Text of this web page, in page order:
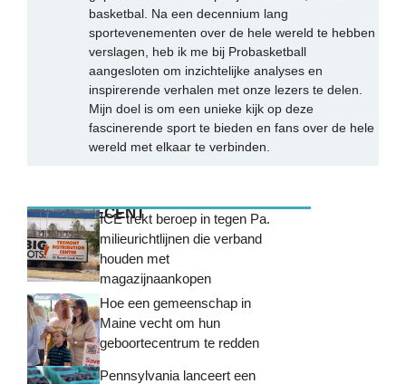
basketbal. Na een decennium lang
sportevenementen over de hele wereld te hebben
verslagen, heb ik me bij Probasketball
aangesloten om inzichtelijke analyses en
inspirerende verhalen met onze lezers te delen.
Mijn doel is om een unieke kijk op deze
fascinerende sport te bieden en fans over de hele
wereld met elkaar te verbinden.
MEEST RECENTICE trekt beroep in tegen Pa.
milieurichtlijnen die verband
houden met
magazijnaankopen
Hoe een gemeenschap in
Maine vecht om hun
geboortecentrum te redden
Pennsylvania lanceert een